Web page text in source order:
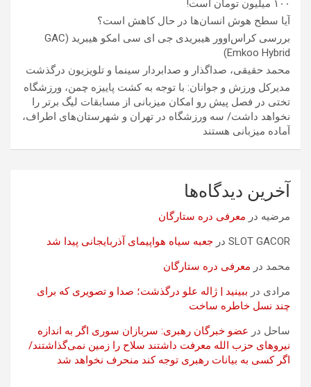
۱۰۰ میلیون تومان است!
آیا سطح هوش انسان‌ها در حال کاهش است؟
بررسی کراس‌اوور هیبریدی جی ای سی امکو هیبرید (GAC
Emkoo Hybrid)
محمد حقیقی، صداگذار و صدابردار سینما و تلویزیون درگذشت
مدیرکل ورزش و جوانان: با توجه به کشت پاییزه چمن، ورزشگاه
تختی در فصل پیش رو امکان میزبانی از مسابقات لیگ برتر را
نخواهد داشت/ سه ورزشگاه در تهران و شهرستان‌های اطراف،
آماده میزبانی هستند
آخرین دیدگاه‌ها
مرضیه در معرفی دره ستارگان
SLOT GACOR در جعبه سیاه هواپیمای آذربایجانی پیدا شد
محمد در معرفی دره ستارگان
مرادی در ببینید | ژاله علو درگذشت؛ صدا و تصویری که برای
چند نسل خاطره ساخت
ساحل در عضو خبرگان رهبری: سربازان سوری اگر به اندازه
نیروهای حزب الله معرفت داشتند سلاح را زمین نمی‌گذاشتند/
اگر کسی به بیانات رهبری توجه کند منحرف نخواهد شد